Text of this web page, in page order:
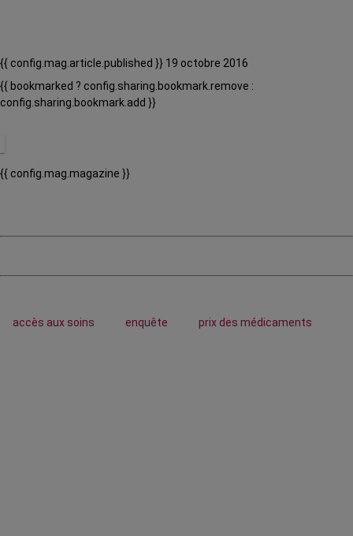
{{ config.mag.article.published }} 19 octobre 2016
{{ bookmarked ? config.sharing.bookmark.remove :
config.sharing.bookmark.add }}
{{ config.mag.magazine }}
accès aux soins enquête prix des médicaments